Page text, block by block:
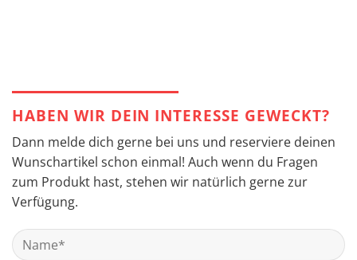
HABEN WIR DEIN INTERESSE GEWECKT?
Dann melde dich gerne bei uns und reserviere deinen
Wunschartikel schon einmal! Auch wenn du Fragen
zum Produkt hast, stehen wir natürlich gerne zur
Verfügung.